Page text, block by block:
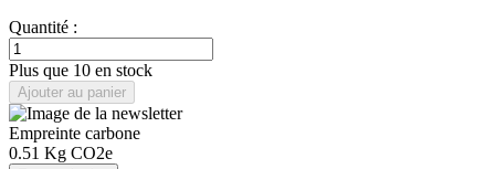
Quantité :
Plus que 10 en stock
Ajouter au panier
Empreinte carbone
0.51 Kg CO2e